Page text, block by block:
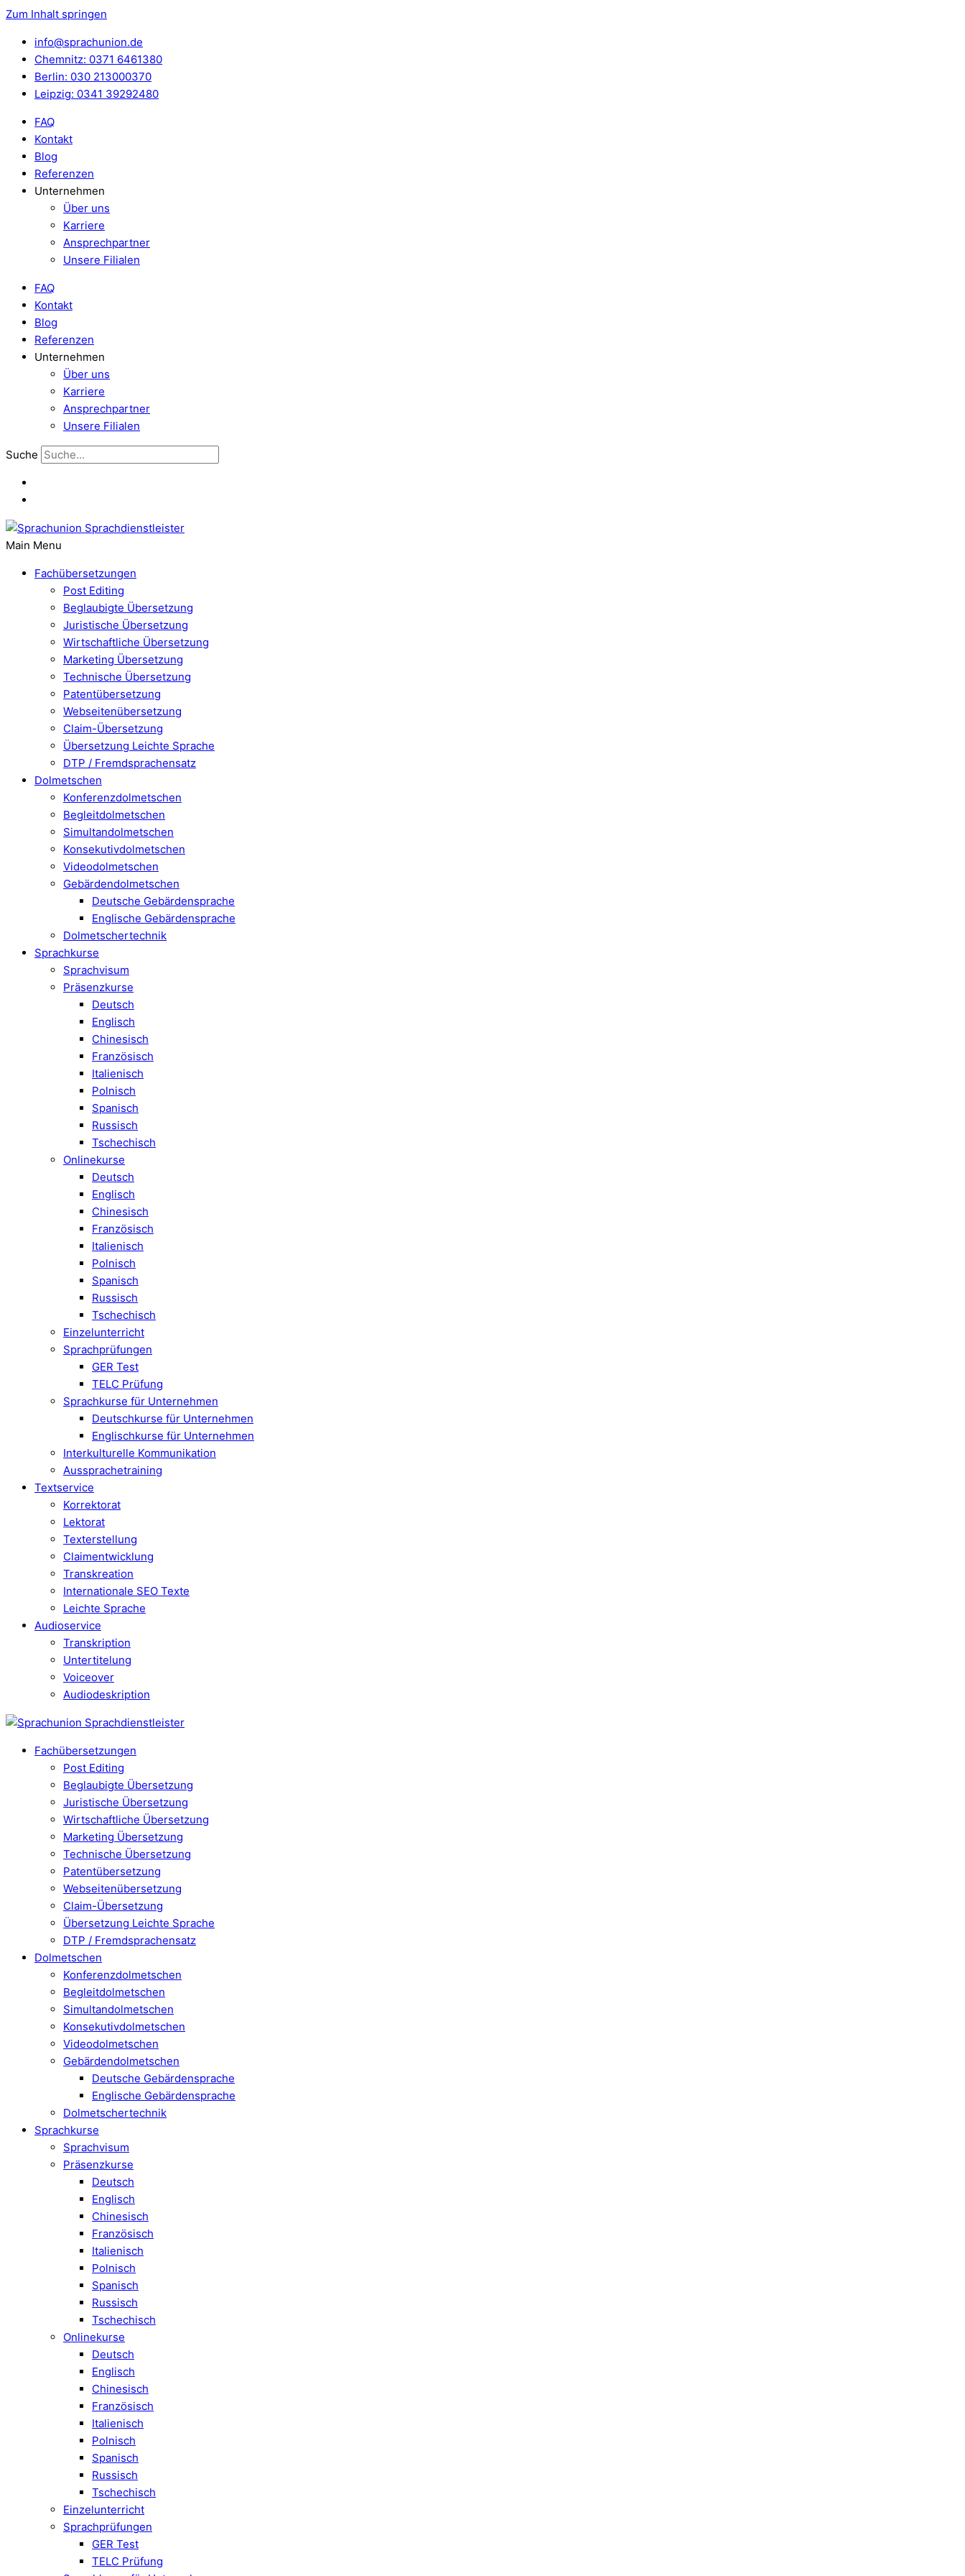
Zum Inhalt springen
info@sprachunion.de
Chemnitz: 0371 6461380
Berlin: 030 213000370
Leipzig: 0341 39292480
FAQ
Kontakt
Blog
Referenzen
Unternehmen
Über uns
Karriere
Ansprechpartner
Unsere Filialen
FAQ
Kontakt
Blog
Referenzen
Unternehmen
Über uns
Karriere
Ansprechpartner
Unsere Filialen
Suche
Main Menu
Fachübersetzungen
Post Editing
Beglaubigte Übersetzung
Juristische Übersetzung
Wirtschaftliche Übersetzung
Marketing Übersetzung
Technische Übersetzung
Patentübersetzung
Webseitenübersetzung
Claim-Übersetzung
Übersetzung Leichte Sprache
DTP / Fremdsprachensatz
Dolmetschen
Konferenzdolmetschen
Begleitdolmetschen
Simultandolmetschen
Konsekutivdolmetschen
Videodolmetschen
Gebärdendolmetschen
Deutsche Gebärdensprache
Englische Gebärdensprache
Dolmetschertechnik
Sprachkurse
Sprachvisum
Präsenzkurse
Deutsch
Englisch
Chinesisch
Französisch
Italienisch
Polnisch
Spanisch
Russisch
Tschechisch
Onlinekurse
Deutsch
Englisch
Chinesisch
Französisch
Italienisch
Polnisch
Spanisch
Russisch
Tschechisch
Einzelunterricht
Sprachprüfungen
GER Test
TELC Prüfung
Sprachkurse für Unternehmen
Deutschkurse für Unternehmen
Englischkurse für Unternehmen
Interkulturelle Kommunikation
Aussprachetraining
Textservice
Korrektorat
Lektorat
Texterstellung
Claimentwicklung
Transkreation
Internationale SEO Texte
Leichte Sprache
Audioservice
Transkription
Untertitelung
Voiceover
Audiodeskription
Fachübersetzungen
Post Editing
Beglaubigte Übersetzung
Juristische Übersetzung
Wirtschaftliche Übersetzung
Marketing Übersetzung
Technische Übersetzung
Patentübersetzung
Webseitenübersetzung
Claim-Übersetzung
Übersetzung Leichte Sprache
DTP / Fremdsprachensatz
Dolmetschen
Konferenzdolmetschen
Begleitdolmetschen
Simultandolmetschen
Konsekutivdolmetschen
Videodolmetschen
Gebärdendolmetschen
Deutsche Gebärdensprache
Englische Gebärdensprache
Dolmetschertechnik
Sprachkurse
Sprachvisum
Präsenzkurse
Deutsch
Englisch
Chinesisch
Französisch
Italienisch
Polnisch
Spanisch
Russisch
Tschechisch
Onlinekurse
Deutsch
Englisch
Chinesisch
Französisch
Italienisch
Polnisch
Spanisch
Russisch
Tschechisch
Einzelunterricht
Sprachprüfungen
GER Test
TELC Prüfung